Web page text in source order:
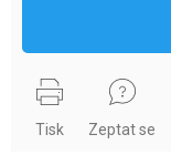
Tisk Zeptat se